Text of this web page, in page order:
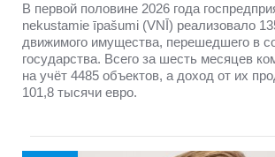
В первой половине 2026 года
nekustamie īpašumi (VNĪ) реализовало
движимого имущества, перешедшего в
государства. Всего за шесть месяцев
на учёт 4485 объектов, а доход от их
101,8 тысячи евро.